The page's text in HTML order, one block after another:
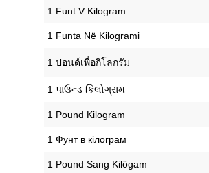
‎1 Funt V Kilogram
‎1 Funta Në Kilogrami
‎1 ปอนด์เพื่อกิโลกรัม
‎1 પાઉન્ડ કિલોગ્રામ
‎1 Pound Kilogram
‎1 Фунт в кілограм
‎1 Pound Sang Kilôgam